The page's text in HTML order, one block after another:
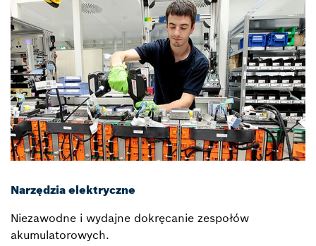
Narzędzia elektryczne
Niezawodne i wydajne dokręcanie zespołów
akumulatorowych.